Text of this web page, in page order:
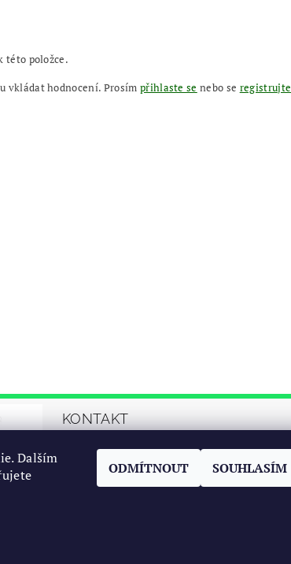
této položce.
vkládat hodnocení. Prosím přihlaste se nebo se registrujte
KONTAKT
automrazik
cz
+420777672945
Dalším
ODMÍTNOUT SOUHLASÍM